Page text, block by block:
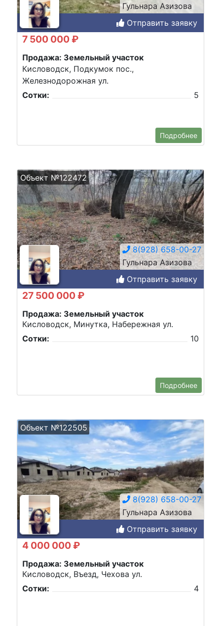
Гульнара Азизова
Отправить заявку
7 500 000 ₽
Продажа: Земельный участок
Кисловодск, Подкумок пос.,
Железнодорожная ул.
Сотки:
5
Подробнее
Объект №122472
8(928) 658-00-27
Гульнара Азизова
Отправить заявку
27 500 000 ₽
Продажа: Земельный участок
Кисловодск, Минутка, Набережная ул.
Сотки:
10
Подробнее
Объект №122505
8(928) 658-00-27
Гульнара Азизова
Отправить заявку
4 000 000 ₽
Продажа: Земельный участок
Кисловодск, Въезд, Чехова ул.
Сотки:
4